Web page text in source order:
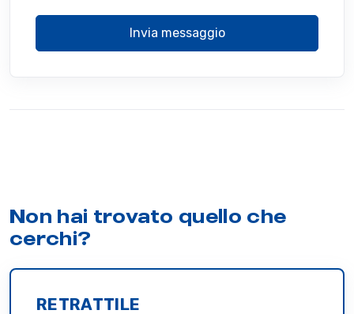
Invia messaggio
Non hai trovato quello che
cerchi?
RETRATTILE